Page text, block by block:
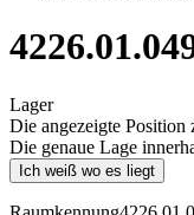
Lager
Die angezeigte Position
Die genaue Lage
Ich weiß wo es liegt